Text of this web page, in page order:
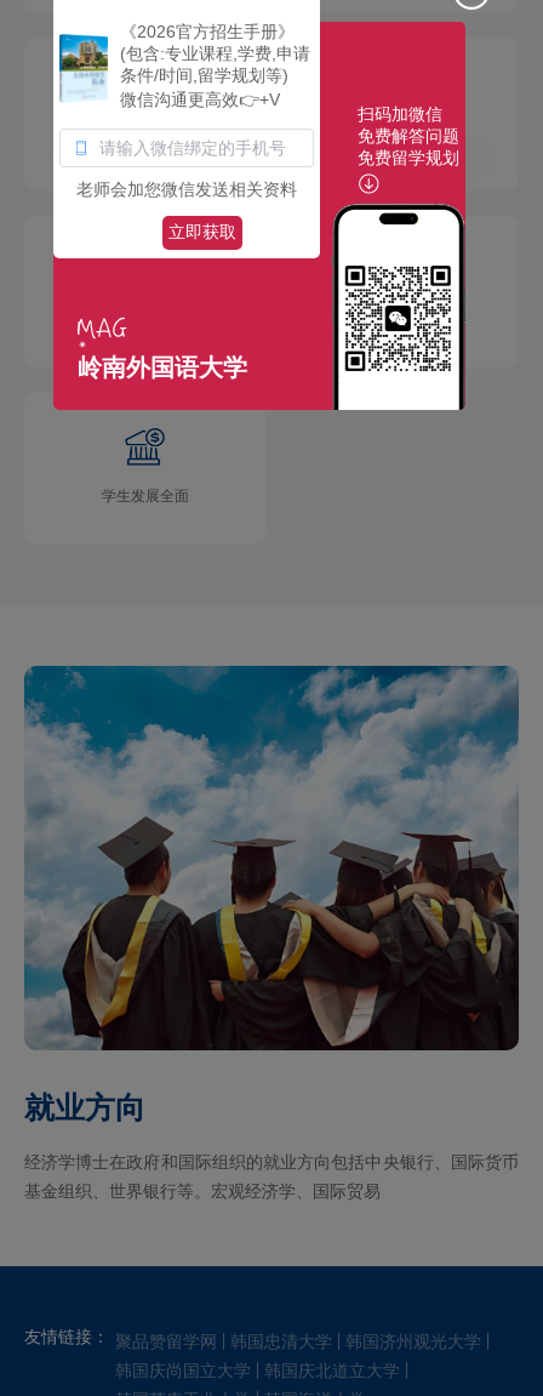
校园环境优美 社团活动多彩
国际交流广泛 学术成果丰硕
学生发展全面
就业方向
经济学博士在政府和国际组织的就业方向包括中央银行、国际货币
基金组织、世界银行等。宏观经济学、国际贸易
友情链接： 聚品赞留学网 韩国忠清大学
韩国济州观光大学
韩国庆尚国立大学
韩国庆北道立大学
《2026官方招生手册》
(包含:专业课程,学费,申请
条件/时间,留学规划等)
微信沟通更高效👉+V
老师会加您微信发送相关资料
立即获取
岭南外国语大学
扫码加微信
免费解答问题
免费留学规划